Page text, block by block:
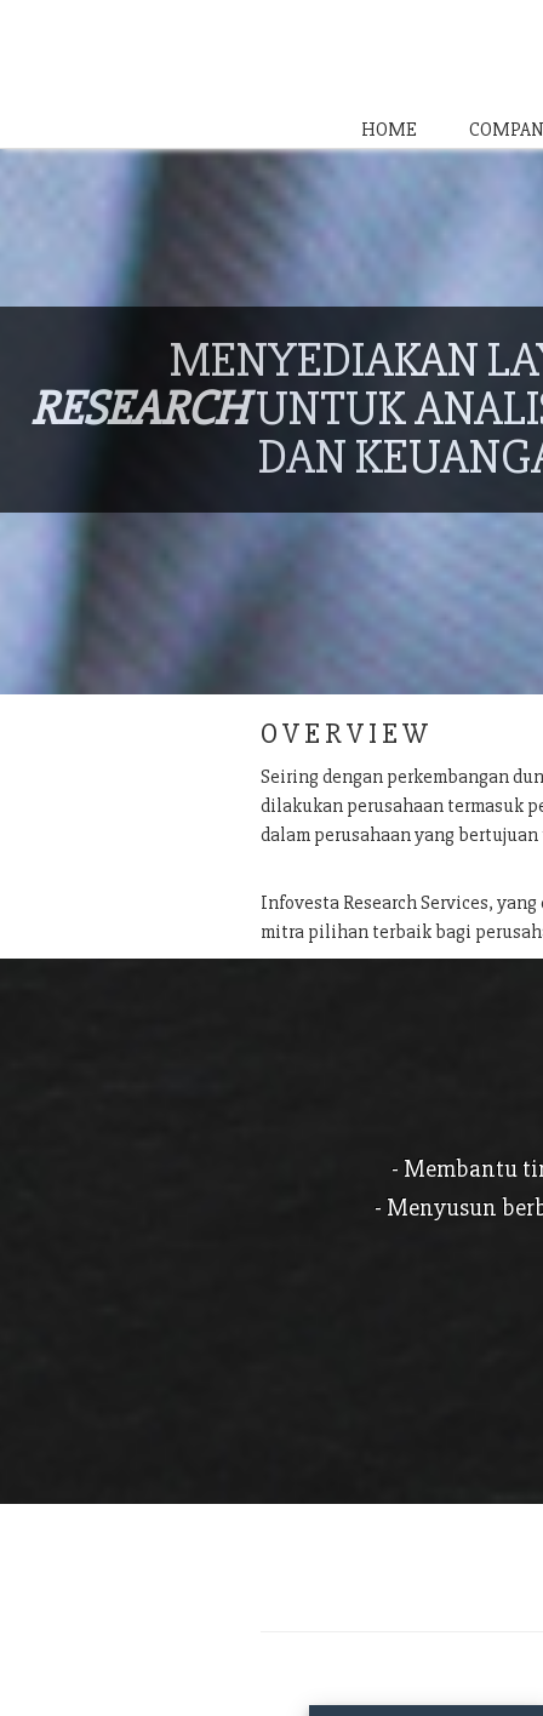
HOME
MENYEDIAKAN
RESEARCHUNTUK
DAN
O V E R V I E W
Seiring dengan perkembangan
dilakukan perusahaan termasuk
dalam perusahaan yang
Infovesta Research Services,
mitra pilihan terbaik bagi
- Membantu
- Menyusun